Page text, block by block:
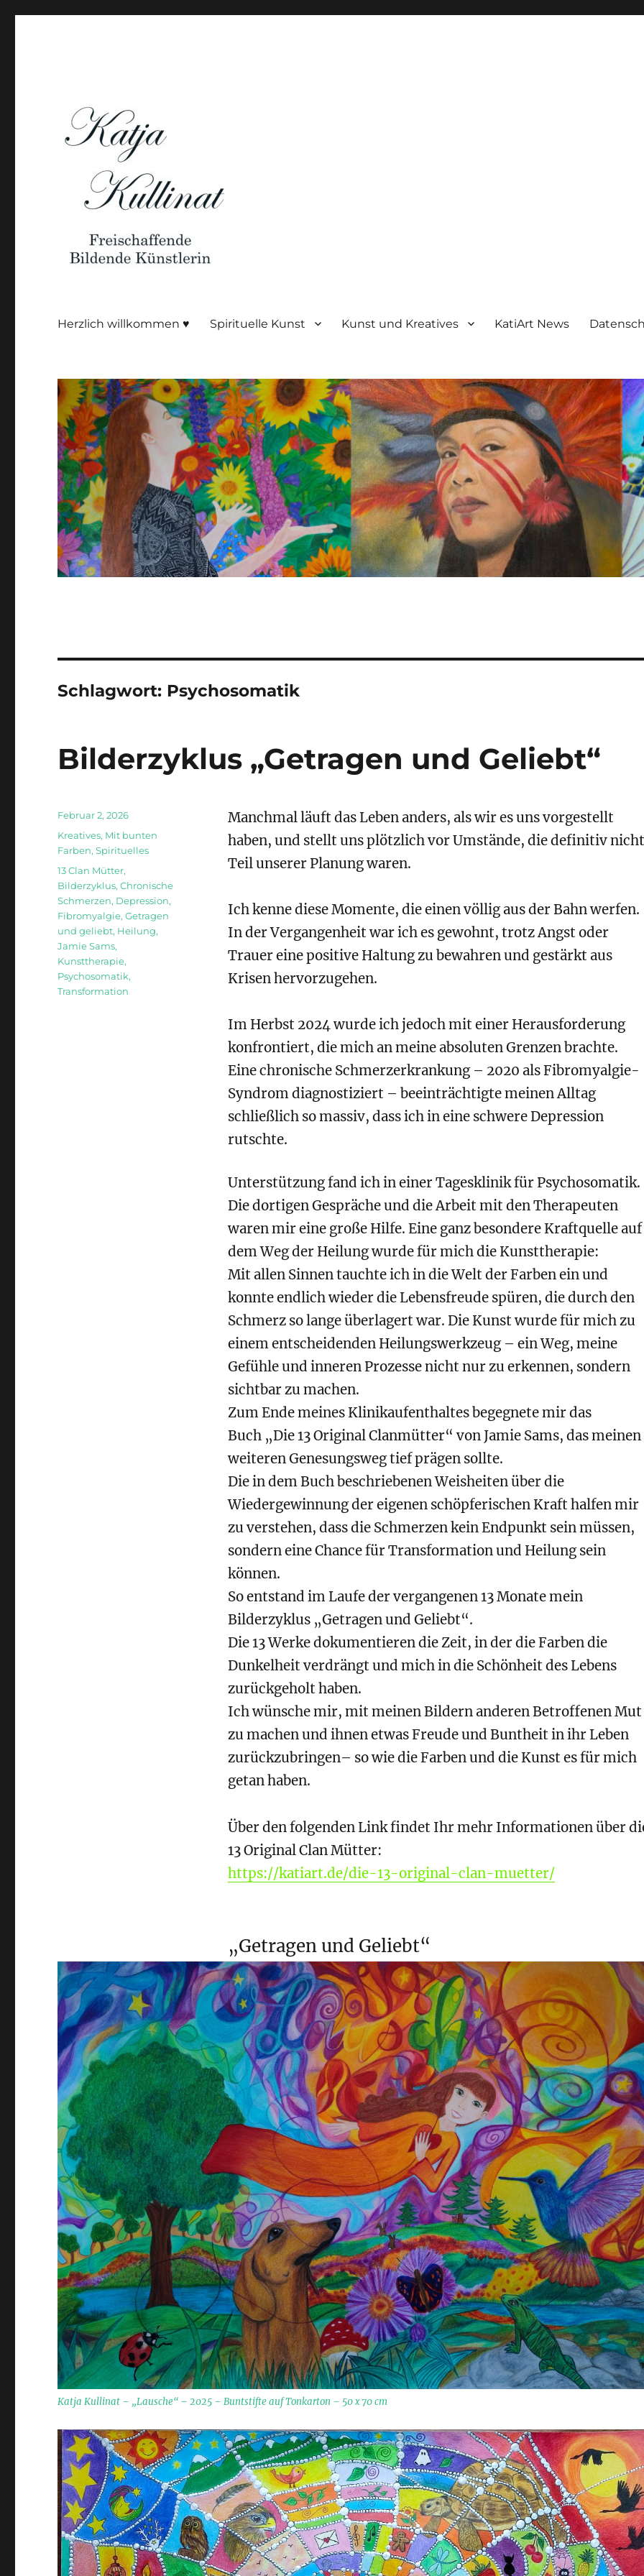
Herzlich willkommen ♥ Spirituelle Kunst Kunst und Kreatives KatiArt News
Schlagwort: Psychosomatik
Bilderzyklus „Getragen und Geliebt“
Manchmal läuft das Leben anders, als wir es uns vorgestellt
haben, und stellt uns plötzlich vor Umstände, die definitiv nicht
Teil unserer Planung waren.
Ich kenne diese Momente, die einen völlig aus der Bahn werfen.
In der Vergangenheit war ich es gewohnt, trotz Angst oder
Trauer eine positive Haltung zu bewahren und gestärkt aus
Krisen hervorzugehen.
Im Herbst 2024 wurde ich jedoch mit einer Herausforderung
konfrontiert, die mich an meine absoluten Grenzen brachte.
Eine chronische Schmerzerkrankung – 2020 alsFibromyalgie-
Syndrom diagnostiziert – beeinträchtigte meinen Alltag
schließlich so massiv, dass ich in eine schwere Depression
rutschte.
Unterstützung fand ich in einer Tagesklinik für Psychosomatik.
Die dortigen Gespräche und die Arbeit mit den Therapeuten
waren mir eine große Hilfe. Eine ganz besondere Kraftquelle auf
dem Weg der Heilung wurde für mich die Kunsttherapie:
Mit allen Sinnen tauchte ich in die Welt der Farben ein und
konnte endlich wieder die Lebensfreude spüren, die durch den
Schmerz so lange überlagert war. Die Kunst wurde für mich zu
einem entscheidenden Heilungswerkzeug – ein Weg, meine
Gefühle und inneren Prozesse nicht nur zu erkennen, sondern
sichtbar zu machen.
Zum Ende meines Klinikaufenthaltes begegnete mir das
Buch „Die 13 Original Clanmütter“ von Jamie Sams, das meinen
weiteren Genesungsweg tief prägen sollte.
Die in dem Buch beschriebenen Weisheiten über die
Wiedergewinnung der eigenen schöpferischen Kraft halfen mir
zu verstehen, dass die Schmerzen kein Endpunkt sein müssen,
sondern eine Chance für Transformation und Heilung sein
können.
So entstand im Laufe der vergangenen 13 Monate mein
Bilderzyklus „Getragen und Geliebt“.
Die 13 Werke dokumentieren die Zeit, in der die Farben die
Dunkelheit verdrängt und mich in die Schönheit des Lebens
zurückgeholt haben.
Ich wünsche mir, mit meinen Bildern anderen Betroffenen Mut
zu machen und ihnen etwas Freude und Buntheit in ihr Leben
zurückzubringen– so wie die Farben und die Kunst es für mich
getan haben.
Über den folgenden Link findet Ihr mehr Informationen über
13 Original Clan Mütter:
https://katiart.de/die-13-original-clan-muetter/
„Getragen und Geliebt“
Katja Kullinat – „Lausche“ – 2025 – Buntstifte auf Tonkarton – 50 x 70 cm
Veröffentlicht
Februar 2, 2026
Kategorien
Kreatives, Mit bunten
Farben,Spirituelles
Schlagwörter
13 Clan Mütter,
Bilderzyklus,Chronische
Schmerzen, Depression,
Fibromyalgie,Getragen
und geliebt, Heilung,
Jamie Sams,
Kunsttherapie,
Psychosomatik,
Transformation